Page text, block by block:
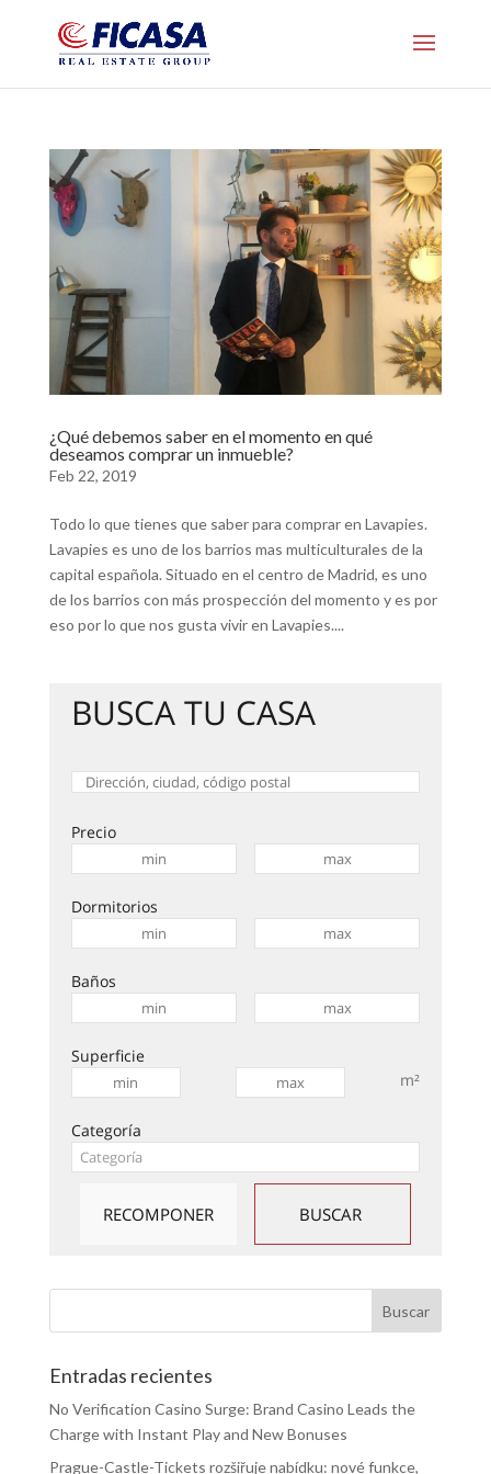
¿Qué debemos saber en el momento en qué
deseamos comprar un inmueble?
Feb 22, 2019
Todo lo que tienes que saber para comprar en Lavapies.
Lavapies es uno de los barrios mas multiculturales de la
capital española. Situado en el centro de Madrid, es uno
de los barrios con más prospección del momento y es por
eso por lo que nos gusta vivir en Lavapies....
BUSCA TU CASA
Precio
Dormitorios
Baños
Superficie
m²
Categoría
Entradas recientes
No Verification Casino Surge: Brand Casino Leads the
Charge with Instant Play and New Bonuses
Prague-Castle-Tickets rozšiřuje nabídku: nové funkce,